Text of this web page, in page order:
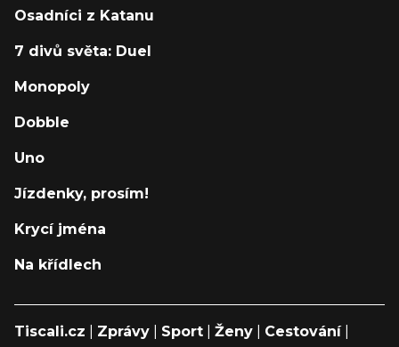
Osadníci z Katanu
7 divů světa: Duel
Monopoly
Dobble
Uno
Jízdenky, prosím!
Krycí jména
Na křídlech
Tiscali.cz Zprávy Sport Ženy Cestování|